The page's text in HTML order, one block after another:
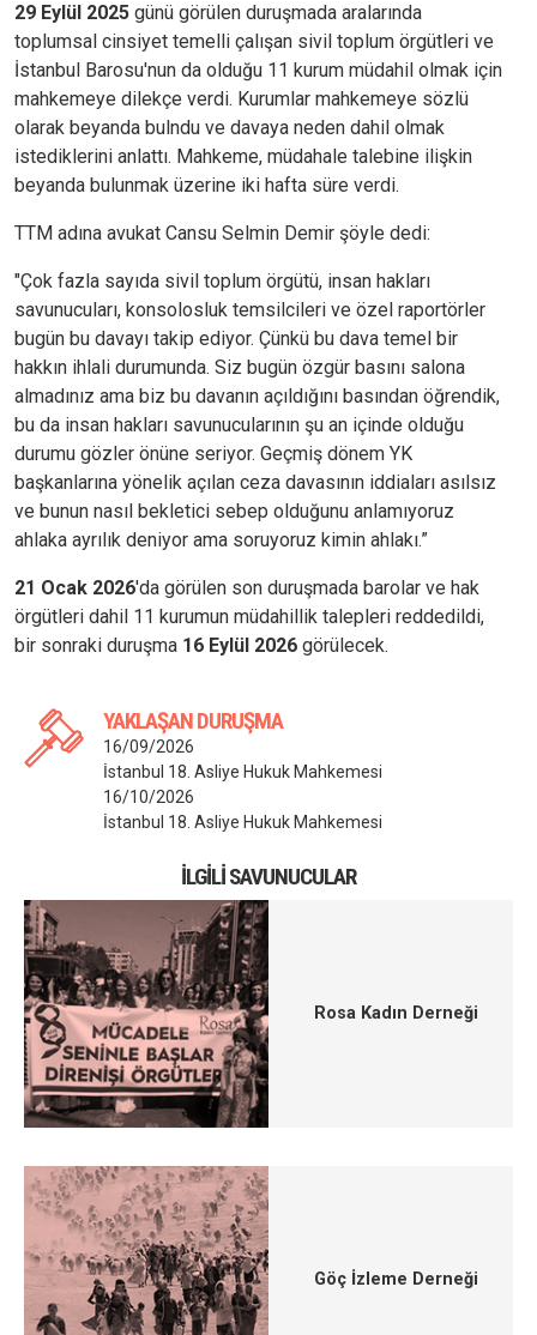
29 Eylül 2025 günü görülen duruşmada aralarında
toplumsal cinsiyet temelli çalışan sivil toplum örgütleri ve
İstanbul Barosu'nun da olduğu 11 kurum müdahil olmak için
mahkemeye dilekçe verdi. Kurumlar mahkemeye sözlü
olarak beyanda bulndu ve davaya neden dahil olmak
istediklerini anlattı. Mahkeme, müdahale talebine ilişkin
beyanda bulunmak üzerine iki hafta süre verdi.
TTM adına avukat Cansu Selmin Demir şöyle dedi:
"Çok fazla sayıda sivil toplum örgütü, insan hakları
savunucuları, konsolosluk temsilcileri ve özel raportörler
bugün bu davayı takip ediyor. Çünkü bu dava temel bir
hakkın ihlali durumunda. Siz bugün özgür basını salona
almadınız ama biz bu davanın açıldığını basından öğrendik,
bu da insan hakları savunucularının şu an içinde olduğu
durumu gözler önüne seriyor. Geçmiş dönem YK
başkanlarına yönelik açılan ceza davasının iddiaları asılsız
ve bunun nasıl bekletici sebep olduğunu anlamıyoruz
ahlaka ayrılık deniyor ama soruyoruz kimin ahlakı.”
21 Ocak 2026'da görülen son duruşmada barolar ve hak
örgütleri dahil 11 kurumun müdahillik talepleri reddedildi,
bir sonraki duruşma 16 Eylül 2026 görülecek.
YAKLAŞAN DURUŞMA
16/09/2026
İstanbul 18. Asliye Hukuk Mahkemesi
16/10/2026
İstanbul 18. Asliye Hukuk Mahkemesi
İLGILI SAVUNUCULAR
Rosa Kadın Derneği
Göç İzleme Derneği